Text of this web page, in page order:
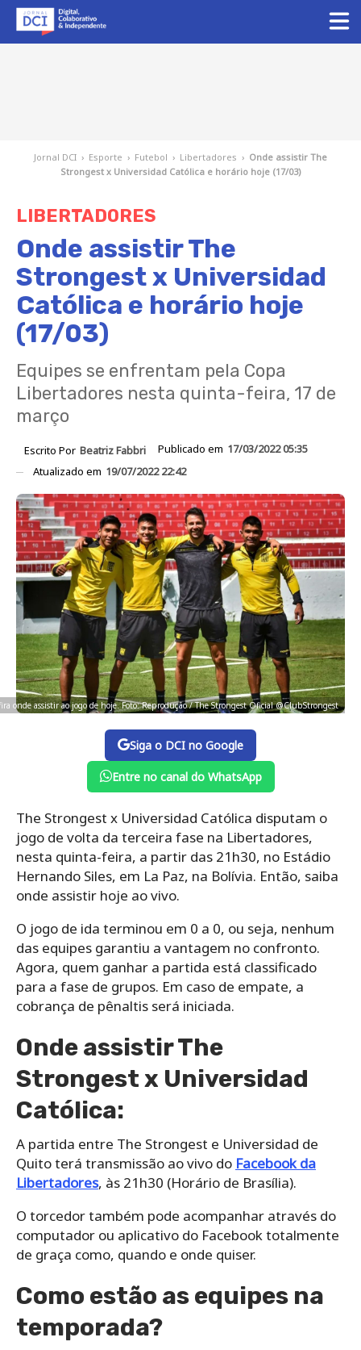
Jornal DCI › Esporte › Futebol › Libertadores › Onde assistir The
Strongest x Universidad Católica e horário hoje (17/03)
LIBERTADORES
Onde assistir The
Strongest x Universidad
Católica e horário hoje
(17/03)
Equipes se enfrentam pela Copa
Libertadores nesta quinta-feira, 17 de
março
Escrito Por Beatriz Fabbri Publicado em 17/03/2022 05:35
Atualizado em 19/07/2022 22:42
onde assistir ao jogo de hoje. Foto: Reprodução / The Strongest Oficial @ClubStrongest
Siga o DCI no Google
Entre no canal do WhatsApp
The Strongest x Universidad Católica disputam o
jogo de volta da terceira fase na Libertadores,
nesta quinta-feira, a partir das 21h30, no Estádio
Hernando Siles, em La Paz, na Bolívia. Então, saiba
onde assistir hoje ao vivo.
O jogo de ida terminou em 0 a 0, ou seja, nenhum
das equipes garantiu a vantagem no confronto.
Agora, quem ganhar a partida está classificado
para a fase de grupos. Em caso de empate, a
cobrança de pênaltis será iniciada.
Onde assistir The
Strongest x Universidad
Católica:
A partida entre The Strongest e Universidad de
Quito terá transmissão ao vivo do Facebook da
Libertadores, às 21h30 (Horário de Brasília).
O torcedor também pode acompanhar através do
computador ou aplicativo do Facebook totalmente
de graça como, quando e onde quiser.
Como estão as equipes na
temporada?